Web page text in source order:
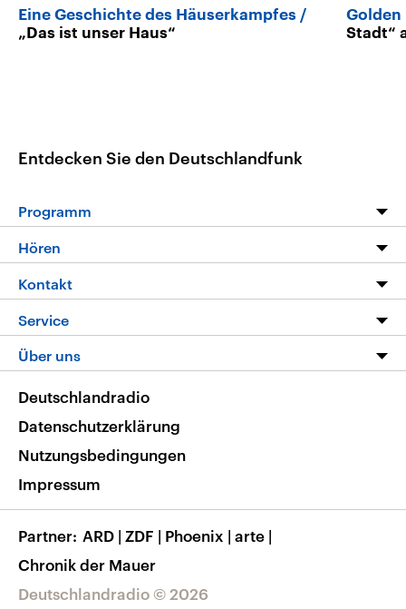
Eine Geschichte des Häuserkampfes
„Das ist unser Haus“
Golden
Stadt“
Entdecken Sie den Deutschlandfunk
Programm
Die Nachrichten
Nachrichtenleicht
Neue Beiträge auf dlf.de
Hören
Livestream
Podcasts
Deutschlandfunk App
Nachrichten App
Frequenzen
Kontakt
Service
FAQ
Veranstaltungen
Musikliste
RSS
Über uns
Barrierefreiheit
Deutschlandradio © 2026
Deutschlandradio
Datenschutzerklärung
Nutzungsbedingungen
Impressum
Partner ARD | ZDF | Phoenix | arte |
Chronik der Mauer